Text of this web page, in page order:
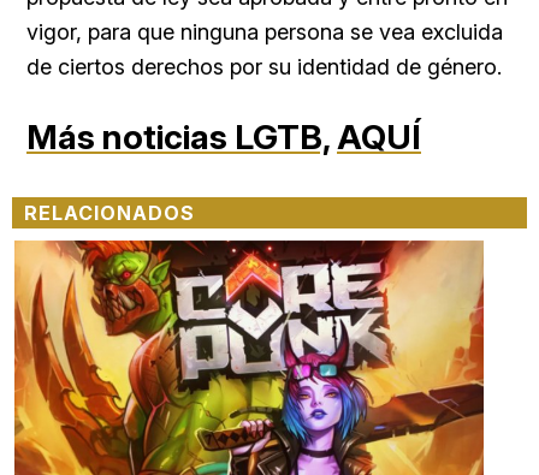
vigor, para que ninguna persona se vea excluida
de ciertos derechos por su identidad de género.
Más noticias LGTB, AQUÍ
RELACIONADOS